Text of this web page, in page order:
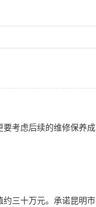
考虑后续的维修保养成
三十万元。承诺昆明市